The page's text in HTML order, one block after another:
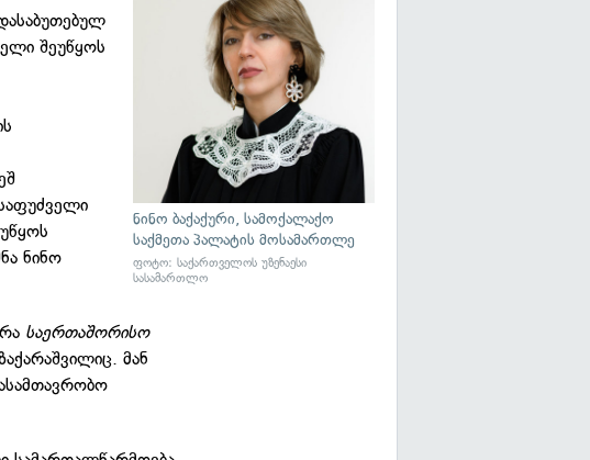
ნინო ბაქაქური, სამოქალაქო
საქმეთა პალატის მოსამართლე
ფოტო: საქართველოს უზენაესი
სასამართლო
შეუწყოს
ნინო
საერთაშორისო
მან